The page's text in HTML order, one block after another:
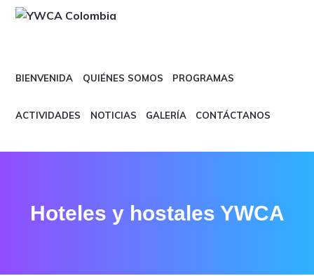
Skip
Skip
BIENVENIDA QUIÉNES SOMOS PROGRAMAS
ACTIVIDADES NOTICIAS GALERÍA CONTÁCTANOS
Hoteles y hostales YWCA